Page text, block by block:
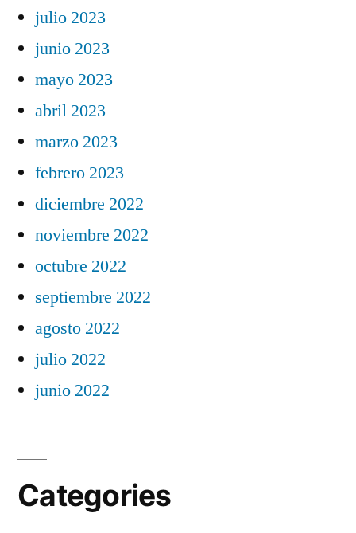
julio 2023
junio 2023
mayo 2023
abril 2023
marzo 2023
febrero 2023
diciembre 2022
noviembre 2022
octubre 2022
septiembre 2022
agosto 2022
julio 2022
junio 2022
Categories